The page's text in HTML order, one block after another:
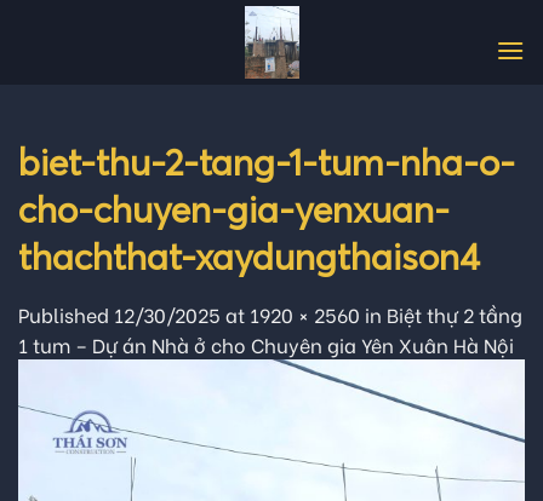
biet-thu-2-tang-1-tum-nha-o-
cho-chuyen-gia-yenxuan-
thachthat-xaydungthaison4
Published 12/30/2025 at 1920 × 2560 in Biệt thự 2 tầng
1 tum – Dự án Nhà ở cho Chuyên gia Yên Xuân Hà Nội